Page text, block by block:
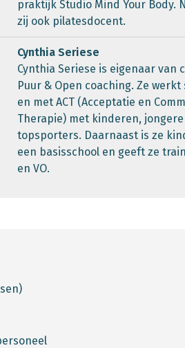
praktijk Studio Mind Your Body.
zij ook pilatesdocent.
Cynthia Seriese
Cynthia Seriese is eigenaar van
Puur & Open coaching. Ze
en met ACT (Acceptatie en
Therapie) met kinderen,
topsporters. Daarnaast is ze
een basisschool en geeft ze
en VO.